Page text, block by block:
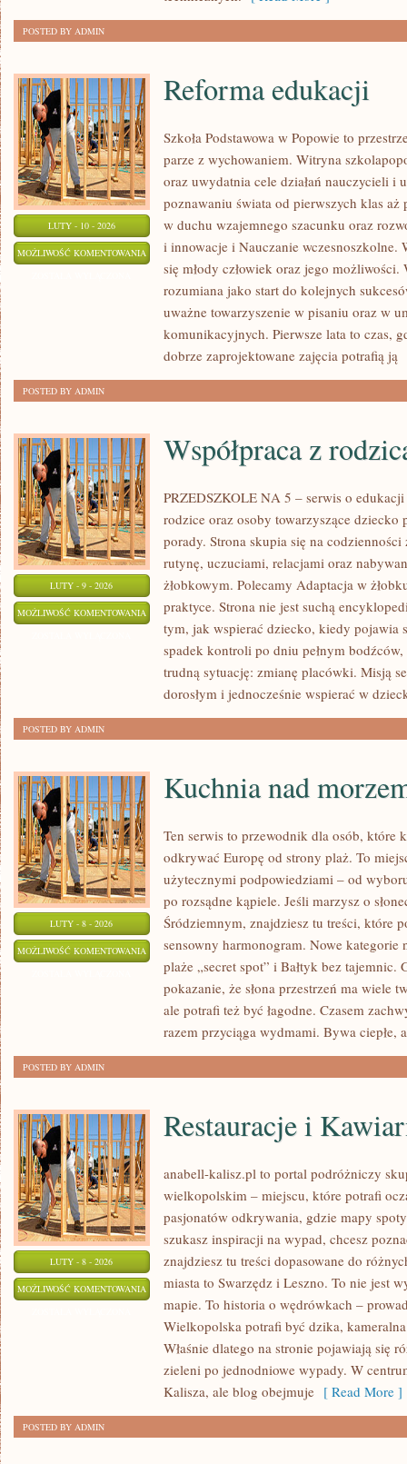
POSTED BY ADMIN
LUTY - 10 - 2026
MOŻLIWOŚĆ KOMENTOWANIA REFORMA
EDUKACJI
Reforma edukacji
Szkoła Podstawowa w Popowie to
parze z wychowaniem. Witryna
oraz uwydatnia cele działań nauczycieli i
poznawaniu świata od pierwszych klas
w duchu wzajemnego szacunku oraz
i innowacje i Nauczanie
się młody człowiek oraz jego możliwości.
rozumiana jako start do kolejnych
uważne towarzyszenie w pisaniu oraz w
komunikacyjnych. Pierwsze lata to czas,
dobrze zaprojektowane zajęcia potrafią ją
POSTED BY ADMIN
LUTY - 9 - 2026
MOŻLIWOŚĆ KOMENTOWANIA WSPÓŁPRACA
RODZICAMI
Współpraca z
PRZEDSZKOLE NA 5 – serwis o
rodzice oraz osoby towarzyszące dziecko
porady. Strona skupia się na
rutynę, uczuciami, relacjami oraz
żłobkowym. Polecamy Adaptacja w
praktyce. Strona nie jest suchą
tym, jak wspierać dziecko, kiedy pojawia
spadek kontroli po dniu pełnym
trudną sytuację: zmianę placówki. Misją
dorosłym i jednocześnie wspierać w
POSTED BY ADMIN
LUTY - 8 - 2026
MOŻLIWOŚĆ KOMENTOWANIA KUCHNIA
NAD
MORZEM
Kuchnia nad
Ten serwis to przewodnik dla osób, które
odkrywać Europę od strony plaż. To
użytecznymi podpowiedziami – od
po rozsądne kąpiele. Jeśli marzysz o
Śródziemnym, znajdziesz tu treści, które
sensowny harmonogram. Nowe
plaże „secret spot” i Bałtyk bez tajemnic.
pokazanie, że słona przestrzeń ma wiele
ale potrafi też być łagodne. Czasem
razem przyciąga wydmami. Bywa ciepłe, a
POSTED BY ADMIN
LUTY - 8 - 2026
MOŻLIWOŚĆ KOMENTOWANIA RESTAURACJE
KAWIARNIE
Restauracje i
anabell-kalisz.pl to portal podróżniczy
wielkopolskim – miejscu, które potrafi
pasjonatów odkrywania, gdzie mapy
szukasz inspiracji na wypad, chcesz
znajdziesz tu treści dopasowane do
miasta to Swarzędz i Leszno. To nie jest
mapie. To historia o wędrówkach –
Wielkopolska potrafi być dzika,
Właśnie dlatego na stronie pojawiają się
zieleni po jednodniowe wypady. W
Kalisza, ale blog obejmuje [ Read More ]
POSTED BY ADMIN